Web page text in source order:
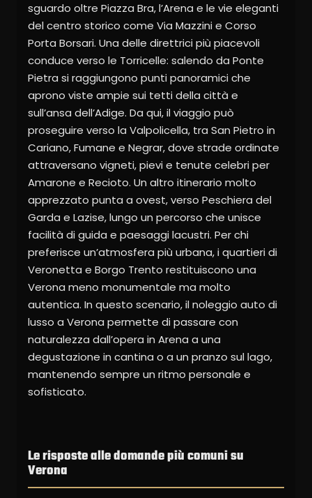
sguardo oltre Piazza Bra, l’Arena e le vie eleganti
del centro storico come Via Mazzini e Corso
Porta Borsari. Una delle direttrici più piacevoli
conduce verso le Torricelle: salendo da Ponte
Pietra si raggiungono punti panoramici che
aprono viste ampie sui tetti della città e
sull’ansa dell’Adige. Da qui, il viaggio può
proseguire verso la Valpolicella, tra San Pietro in
Cariano, Fumane e Negrar, dove strade ordinate
attraversano vigneti, pievi e tenute celebri per
Amarone e Recioto. Un altro itinerario molto
apprezzato punta a ovest, verso Peschiera del
Garda e Lazise, lungo un percorso che unisce
facilità di guida e paesaggi lacustri. Per chi
preferisce un’atmosfera più urbana, i quartieri di
Veronetta e Borgo Trento restituiscono una
Verona meno monumentale ma molto
autentica. In questo scenario, il noleggio auto di
lusso a Verona permette di passare con
naturalezza dall’opera in Arena a una
degustazione in cantina o a un pranzo sul lago,
mantenendo sempre un ritmo personale e
sofisticato.
Le risposte alle domande più comuni su
Verona